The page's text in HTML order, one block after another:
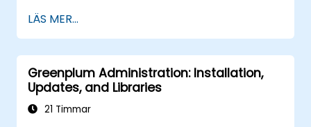
Anpassa Grafana för att visualisera
molntjänstmetriker.
Utnyttja molnativa verktyg och
integreringar för skalbar övervakning.
LÄS MER...
Greenplum Administration: Installation,
Updates, and Libraries
21 Timmar